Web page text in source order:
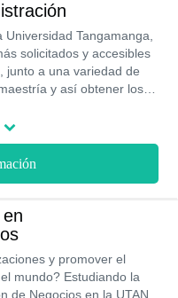
Tangamanga,
solicitados y accesibles
junto a una variedad de
y así obtener los
necesarios para
y vida laboral. Este
la SEP.
y promover el
mundo? Estudiando la
de Negocios en la UTAN